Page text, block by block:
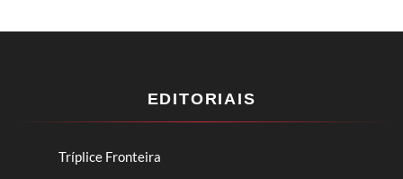
EDITORIAIS
Tríplice Fronteira